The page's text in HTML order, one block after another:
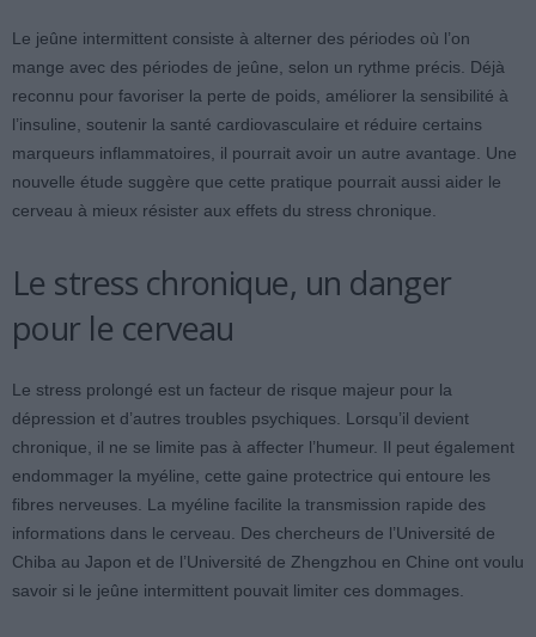
Le jeûne intermittent consiste à alterner des périodes où l’on
mange avec des périodes de jeûne, selon un rythme précis. Déjà
reconnu pour favoriser la perte de poids, améliorer la sensibilité à
l’insuline, soutenir la santé cardiovasculaire et réduire certains
marqueurs inflammatoires, il pourrait avoir un autre avantage. Une
nouvelle étude suggère que cette pratique pourrait aussi aider le
cerveau à mieux résister aux effets du stress chronique.
Le stress chronique, un danger
pour le cerveau
Le stress prolongé est un facteur de risque majeur pour la
dépression et d’autres troubles psychiques. Lorsqu’il devient
chronique, il ne se limite pas à affecter l’humeur. Il peut également
endommager la myéline, cette gaine protectrice qui entoure les
fibres nerveuses. La myéline facilite la transmission rapide des
informations dans le cerveau. Des chercheurs de l’Université de
Chiba au Japon et de l’Université de Zhengzhou en Chine ont voulu
savoir si le jeûne intermittent pouvait limiter ces dommages.